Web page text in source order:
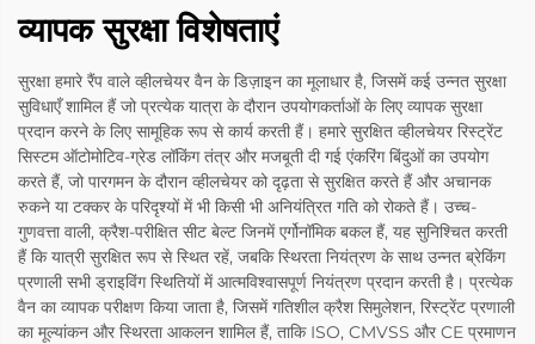
व्यापक सुरक्षा विशेषताएं
सुरक्षा हमारे रैंप वाले व्हीलचेयर वैन के डिज़ाइन का मूलाधार है, जिसमें कई उन्नत सुरक्षा
सुविधाएँ शामिल हैं जो प्रत्येक यात्रा के दौरान उपयोगकर्ताओं के लिए व्यापक सुरक्षा
प्रदान करने के लिए सामूहिक रूप से कार्य करती हैं। हमारे सुरक्षित व्हीलचेयर रिस्ट्रेंट
सिस्टम ऑटोमोटिव-ग्रेड लॉकिंग तंत्र और मजबूती दी गई एंकरिंग बिंदुओं का उपयोग
करते हैं, जो पारगमन के दौरान व्हीलचेयर को दृढ़ता से सुरक्षित करते हैं और अचानक
रुकने या टक्कर के परिदृश्यों में भी किसी भी अनियंत्रित गति को रोकते हैं। उच्च-
गुणवत्ता वाली, क्रैश-परीक्षित सीट बेल्ट जिनमें एर्गोनॉमिक बकल हैं, यह सुनिश्चित करती
हैं कि यात्री सुरक्षित रूप से स्थित रहें, जबकि स्थिरता नियंत्रण के साथ उन्नत ब्रेकिंग
प्रणाली सभी ड्राइविंग स्थितियों में आत्मविश्वासपूर्ण नियंत्रण प्रदान करती है। प्रत्येक
वैन का व्यापक परीक्षण किया जाता है, जिसमें गतिशील क्रैश सिमुलेशन, रिस्ट्रेंट प्रणाली
का मूल्यांकन और स्थिरता आकलन शामिल हैं, ताकि ISO, CMVSS और CE प्रमाणन